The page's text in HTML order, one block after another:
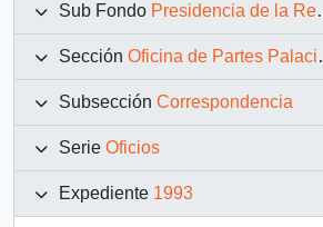
Sub Fondo Presidencia de la República (11 marzo 1990 – 11 marzo 1994)
Sección Oficina de Partes Palacio de La Moneda
Subsección Correspondencia
Serie Oficios
Expediente 1993